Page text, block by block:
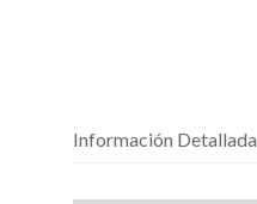
Información Detallada